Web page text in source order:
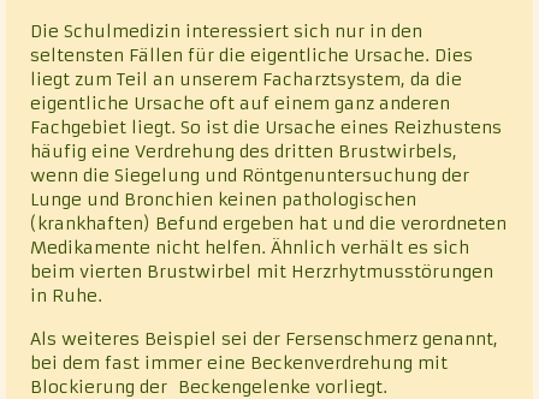
Die Schulmedizin interessiert sich nur in den
seltensten Fällen für die eigentliche Ursache. Dies
liegt zum Teil an unserem Facharztsystem, da die
eigentliche Ursache oft auf einem ganz anderen
Fachgebiet liegt. So ist die Ursache eines Reizhustens
häufig eine Verdrehung des dritten Brustwirbels,
wenn die Siegelung und Röntgenuntersuchung der
Lunge und Bronchien keinen pathologischen
(krankhaften) Befund ergeben hat und die verordneten
Medikamente nicht helfen. Ähnlich verhält es sich
beim vierten Brustwirbel mit Herzrhytmusstörungen
in Ruhe.
Als weiteres Beispiel sei der Fersenschmerz genannt,
bei dem fast immer eine Beckenverdrehung mit
Blockierung der Beckengelenke vorliegt.